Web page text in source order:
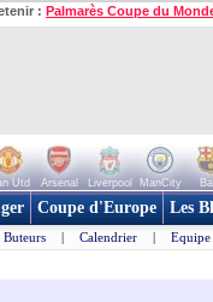
: Palmarès Coupe du
Utd Arsenal Liverpool ManCity
Coupe d'Europe Les
Buteurs | Calendrier | Equipe